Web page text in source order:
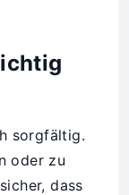
sorgfältig.
oder zu
dass